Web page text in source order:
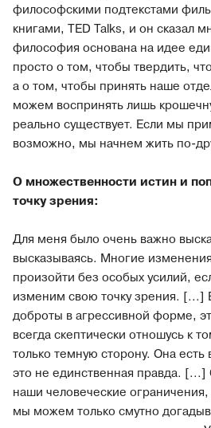
философскими подтекстами
книгами, TED Talks, и он сказал
философия основана на идее
просто о том, чтобы твердить,
а о том, чтобы принять наше
можем воспринять лишь
реально существует. Если мы
возможно, мы начнем жить по-
О множественности истин и
точку зрения:
Для меня было очень важно
высказываясь. Многие
произойти без особых усилий,
изменим свою точку зрения. [...]
доброты в агрессивной форме,
всегда скептически отношусь к
только темную сторону. Она есть
это не единственная правда. [...]
наши человеческие
мы можем только смутно